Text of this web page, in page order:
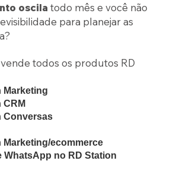
oscila todo mês e você não
para planejar as
vende todos os produtos RD
Marketing
CRM
Conversas
Marketing/ecommerce
WhatsApp no RD Station